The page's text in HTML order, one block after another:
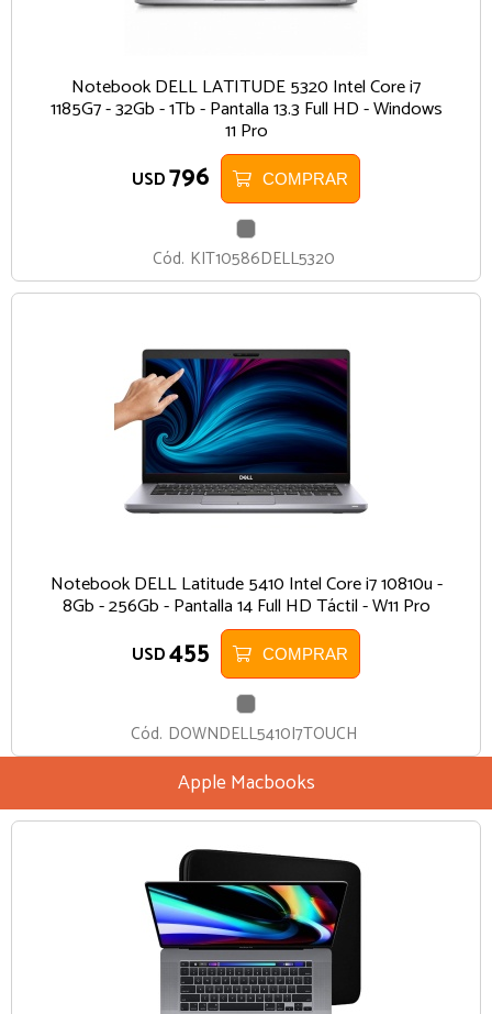
Notebook DELL LATITUDE 5320 Intel Core i7
1185G7 - 32Gb - 1Tb - Pantalla 13.3 Full HD - Windows
11 Pro
USD796 COMPRAR
Cód. KIT10586DELL5320
Notebook DELL Latitude 5410 Intel Core i7 10810u -
8Gb - 256Gb - Pantalla 14 Full HD Táctil - W11 Pro
USD455 COMPRAR
Cód. DOWNDELL5410I7TOUCH
Apple Macbooks